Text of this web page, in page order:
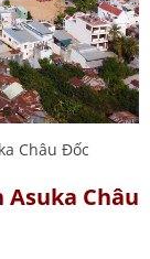
Châu Đốc
Châu